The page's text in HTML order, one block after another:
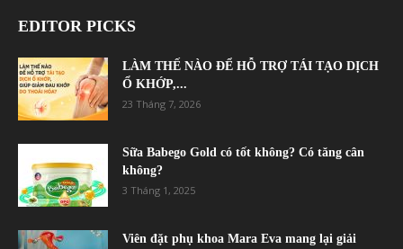
EDITOR PICKS
LÀM THẾ NÀO ĐỂ HỖ TRỢ TÁI TẠO DỊCH
Ổ KHỚP,...
23 Tháng 7, 2026
Sữa Babego Gold có tốt không? Có tăng cân
không?
3 Tháng 1, 2025
Viên đặt phụ khoa Mara Eva mang lại giải